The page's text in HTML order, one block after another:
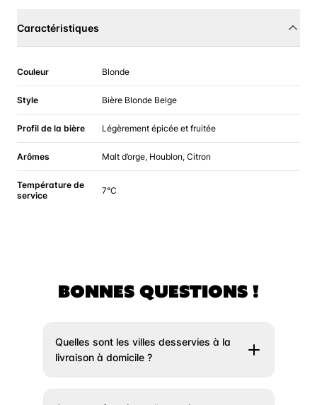
Caractéristiques
Couleur Blonde
Style Bière Blonde Belge
Profil de la bière Légèrement épicée et fruitée
Arômes Malt d’orge, Houblon, Citron
Température de
service
7°C
BONNES QUESTIONS !
Quelles sont les villes desservies à la
livraison à domicile ?